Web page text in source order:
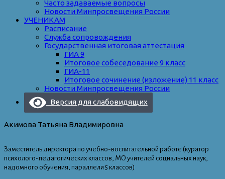
Часто задаваемые вопросы
Новости Минпросвещения России
УЧЕНИКАМ
Расписание
Служба сопровождения
Государственная итоговая аттестация
ГИА 9
Итоговое собеседование 9 класс
ГИА-11
Итоговое сочинение (изложение) 11 класс
Новости Минпросвещения России
Версия для слабовидящих
Акимова Татьяна Владимировна
Заместитель директора по учебно-воспитательной работе (куратор
психолого-педагогических классов, МО учителей социальных наук,
надомного обучения, параллели 5 классов)